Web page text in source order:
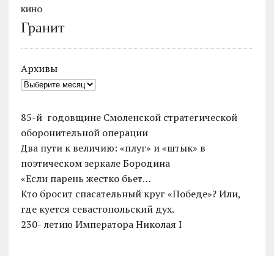
КИНО
Гранит
Архивы
85-й годовщине Смоленской стратегической
оборонительной операции
Два пути к величию: «плуг» и «штык» в
поэтическом зеркале Бородина
«Если парень жестко бьет…
Кто бросит спасательный круг «Победе»? Или,
где куется севастопольский дух.
230- летию Императора Николая I